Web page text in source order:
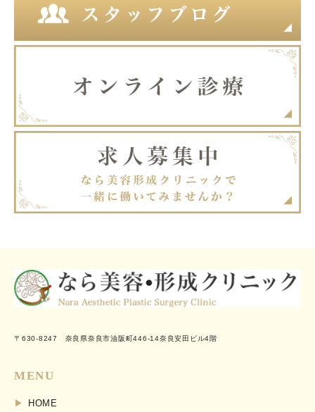
〒630-8247 奈良県奈良市油阪町446-14奈良安田ビル4階
MENU
HOME